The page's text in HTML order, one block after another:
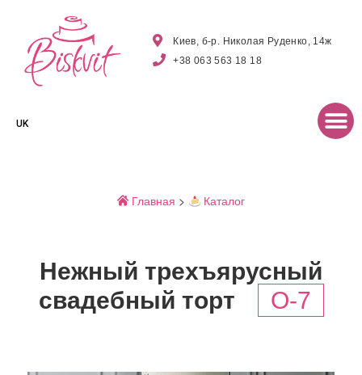
Киев, б-р. Николая Руденко, 14ж
+38 063 563 18 18
UK
Главная > Каталог
Нежный трехъярусный
свадебный торт
O-7